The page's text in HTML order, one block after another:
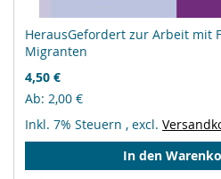
HerausGefordert zur Arbeit mit
Migranten
4,50 €
Ab 2,00 €
Inkl. 7% Steuern , excl.
In den